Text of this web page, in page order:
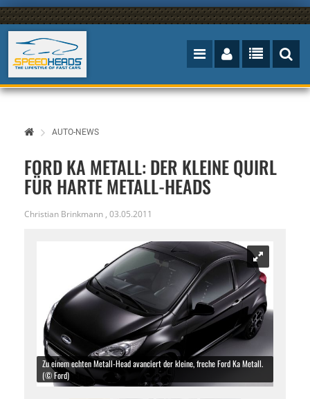
AUTO-NEWS
FORD KA METALL: DER KLEINE QUIRL
FÜR HARTE METALL-HEADS
Christian Brinkmann , 03.05.2011
Zu einem echten Metall-Head avanciert der kleine, freche Ford Ka Metall.
(© Ford)